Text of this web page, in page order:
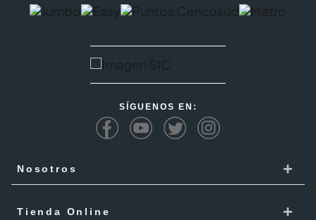
SÍGUENOS EN:
Nosotros +
Tienda Online +